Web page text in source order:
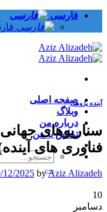
Skip
content
فارسی
صفحه اصلی
وبلاگ
درباره من
تماس با من
آینده پژوهی
سناریوهای
فناوری های
12/2025 byAziz Alizadeh
10
دسامبر